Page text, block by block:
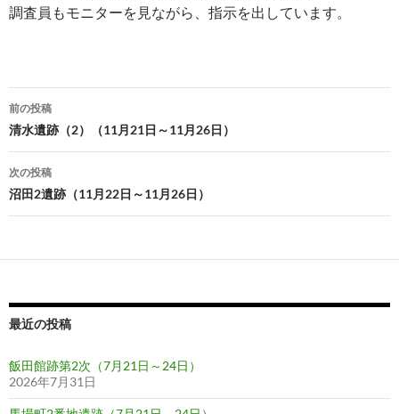
調査員もモニターを見ながら、指示を出しています。
投
稿
ナ
ビ
ゲ
ー
ョ
前の投稿
清水遺跡（2）（11月21日～11月26日）
次の投稿
沼田2遺跡（11月22日～11月26日）
最近の投稿
飯田館跡第2次（7月21日～24日）
2026年7月31日